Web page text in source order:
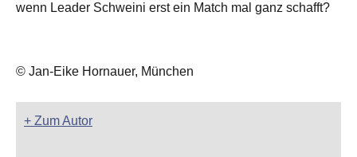
wenn Leader Schweini erst ein Match mal ganz schafft?
© Jan-Eike Hornauer, München
+ Zum Autor